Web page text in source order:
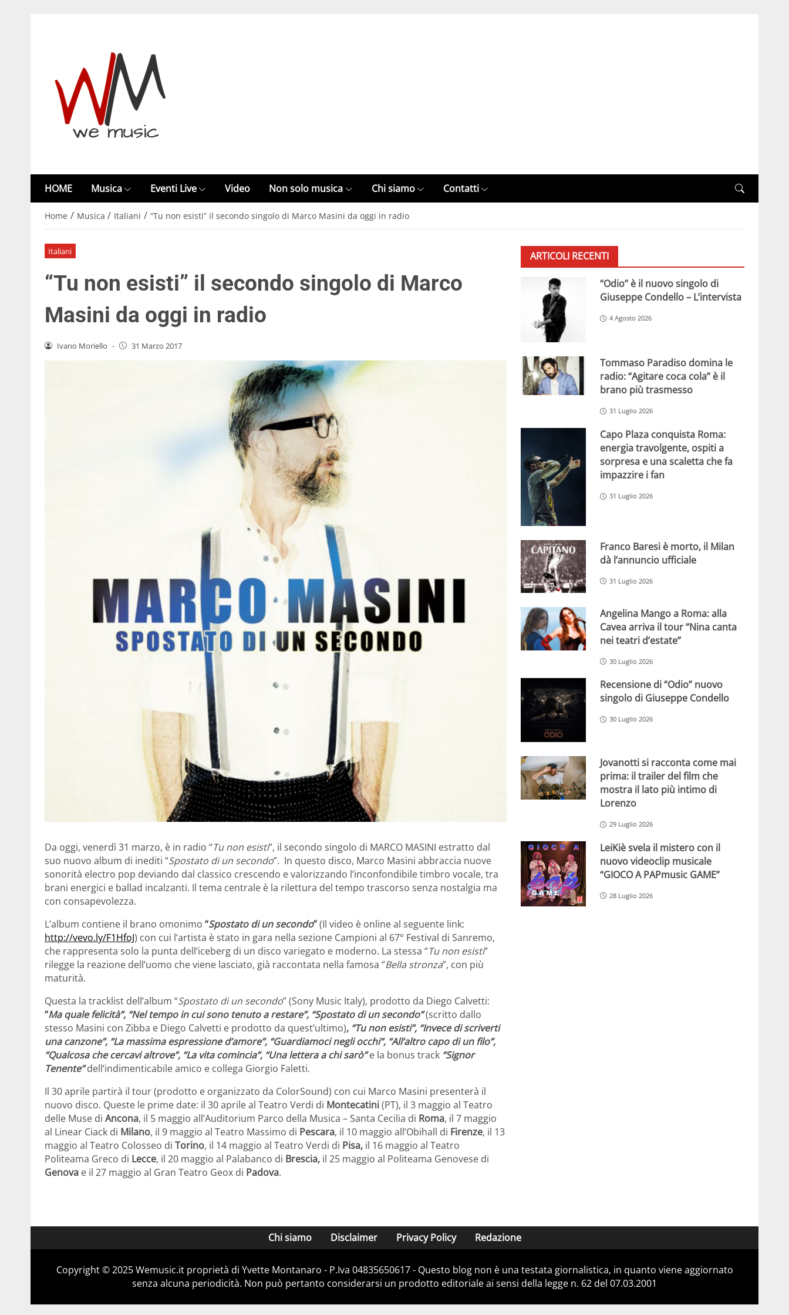
HOME Musica Eventi Live Video Non solo musica Chi siamo Contatti
Home / Musica / Italiani / “Tu non esisti” il secondo singolo di Marco Masini da oggi in radio
Italiani
“Tu non esisti” il secondo singolo di Marco
Masini da oggi in radio
Ivano Moriello - 31 Marzo 2017
Da oggi, venerdì 31 marzo, è in radio “Tu non esisti”, il secondo singolo di MARCO MASINI estratto dal
suo nuovo album di inediti “Spostato di un secondo”. In questo disco, Marco Masini abbraccia nuove
sonorità electro pop deviando dal classico crescendo e valorizzando l’inconfondibile timbro vocale, tra
brani energici e ballad incalzanti. Il tema centrale è la rilettura del tempo trascorso senza nostalgia ma
con consapevolezza.
L’album contiene il brano omonimo “Spostato di un secondo”(Il video è online al seguente link:
http://vevo.ly/F1HfoJ) con cui l’artista è stato in gara nella sezione Campioni al 67° Festival di Sanremo,
che rappresenta solo la punta dell’iceberg di un disco variegato e moderno. La stessa “Tu non esisti”
rilegge la reazione dell’uomo che viene lasciato, già raccontata nella famosa “Bella stronza”, con più
maturità.
Questa la tracklist dell’album “Spostato di un secondo” (Sony Music Italy), prodotto da Diego Calvetti:
“Ma quale felicità”, “Nel tempo in cui sono tenuto a restare”, “Spostato di un secondo”(scritto dallo
stesso Masini con Zibba e Diego Calvetti e prodotto da quest’ultimo), “Tu non esisti”, “Invece di scriverti
una canzone”, “La massima espressione d’amore”, “Guardiamoci negli occhi”, “All’altro capo di un filo”,
“Qualcosa che cercavi altrove”, “La vita comincia”, “Una lettera a chi sarò”e la bonus track “Signor
Tenente”dell’indimenticabile amico e collega Giorgio Faletti.
Il 30 aprile partirà il tour (prodotto e organizzato da ColorSound) con cui Marco Masini presenterà il
nuovo disco. Queste le prime date: il 30 aprile al Teatro Verdi di Montecatini(PT), il 3 maggio al Teatro
delle Muse di Ancona, il 5 maggio all’Auditorium Parco della Musica – Santa Cecilia di Roma, il 7 maggio
al Linear Ciack di Milano, il 9 maggio al Teatro Massimo di Pescara, il 10 maggio all’Obihall di Firenze, il 13
maggio al Teatro Colosseo di Torino, il 14 maggio al Teatro Verdi di Pisa, il 16 maggio al Teatro
Politeama Greco di Lecce, il 20 maggio al Palabanco di Brescia, il 25 maggio al Politeama Genovese di
Genova e il 27 maggio al Gran Teatro Geox di Padova.
ARTICOLI RECENTI
“Odio” è il nuovo singolo di
Giuseppe Condello – L’intervista
4 Agosto 2026
Tommaso Paradiso domina le
radio: “Agitare coca cola” è il
brano più trasmesso
31 Luglio 2026
Capo Plaza conquista Roma:
energia travolgente, ospiti a
sorpresa e una scaletta che fa
impazzire i fan
31 Luglio 2026
Franco Baresi è morto, il Milan
dà l’annuncio ufficiale
31 Luglio 2026
Angelina Mango a Roma: alla
Cavea arriva il tour “Nina canta
nei teatri d’estate”
30 Luglio 2026
Recensione di “Odio” nuovo
singolo di Giuseppe Condello
30 Luglio 2026
Jovanotti si racconta come mai
prima: il trailer del film che
mostra il lato più intimo di
Lorenzo
29 Luglio 2026
LeiKiè svela il mistero con il
nuovo videoclip musicale
“GIOCO A PAPmusic GAME”
28 Luglio 2026
Chi siamo Disclaimer Privacy Policy Redazione
Copyright © 2025 Wemusic.it proprietà di Yvette Montanaro - P.Iva 04835650617 - Questo blog non è una testata giornalistica, in quanto viene aggiornato
senza alcuna periodicità. Non può pertanto considerarsi un prodotto editoriale ai sensi della legge n. 62 del 07.03.2001